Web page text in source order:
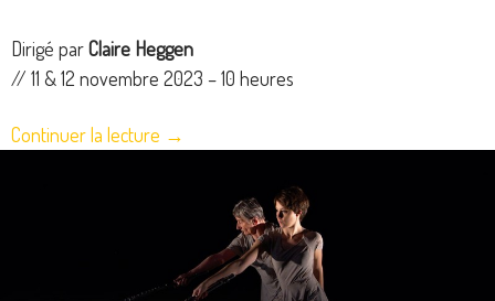
Dirigé parClaire Heggen
// 11 & 12 novembre 2023 – 10 heures
Continuer la lecture →